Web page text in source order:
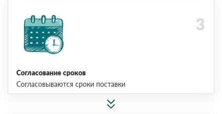
Согласование сроков
Согласовываются сроки поставки